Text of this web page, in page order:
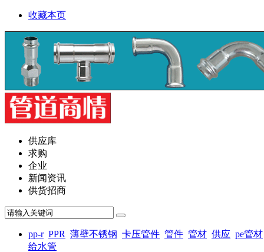
收藏本页
供应库
求购
企业
新闻资讯
供货招商
pp-r PPR 薄壁不锈钢 卡压管件 管件 管材 供应 pe管材
给水管